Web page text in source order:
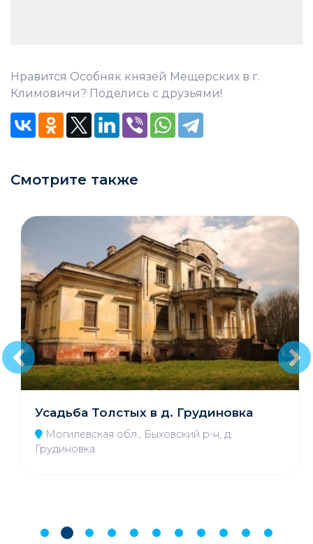
Нравится Особняк князей Мещерских в г.
Климовичи? Поделись с друзьями!
Смотрите также
Усадьба Толстых в д. Грудиновка
Могилевская обл., Быховский р-н, д.
Грудиновка